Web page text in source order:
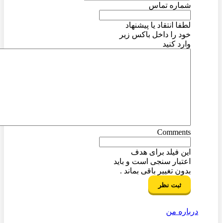
شماره تماس
لطفا انتقاد یا پیشنهاد
خود را داخل باکس زیر
وارد کنید
Comments
این فیلد برای هدف
اعتبار سنجی است و باید
بدون تغییر باقی بماند .
درباره من